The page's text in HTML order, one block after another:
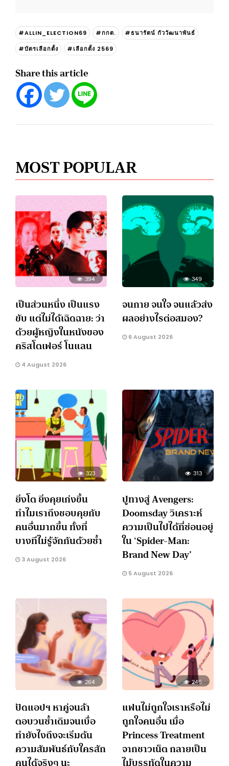
#ALLIN_ELECTION69 #กกต.
#ธนารัตน์ กัววัฒนาพันธ์
#บัตรเลือกตั้ง
#เลือกตั้ง 2569
Share this article
MOST POPULAR
394
เป็นส่วนหนึ่ง เป็นแรง
ขับ แต่ไม่ได้เฉิดฉาย: ว่า
ด้วยผู้หญิงในหนังของ
คริสโตเฟอร์ โนแลน
4 August 2026
349
จนกาย จนใจ จนแล้วส่ง
ผลอย่างไรต่อสมอง?
6 August 2026
323
ยิ่งโต ยิ่งคุยเก่งขึ้น
ทำไมเราถึงชอบคุยกับ
คนอื่นมากขึ้น ทั้งที่
บางทีไม่รู้จักกันด้วยซ้ำ
3 August 2026
313
ปูทางสู่ Avengers:
Doomsday วิเคราะห์
ความเป็นไปได้ที่ซ่อนอยู่
ใน ‘Spider-Man:
Brand New Day’
5 August 2026
264
ปัดแอปฯ หาคู่จนล้า
ตอบวนซ้ำเดิมจนเบื่อ
ทำยังไงถึงจะเริ่มต้น
ความสัมพันธ์กับใครสัก
246
แฟนไม่ถูกใจเราหรือไม่
ถูกใจคนอื่น เมื่อ
Princess Treatment
จากชาวเน็ต กลายเป็น